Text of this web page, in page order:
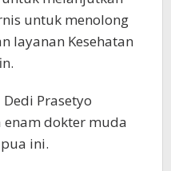
untuk menolong
layanan Kesehatan
Prasetyo
dokter muda
ini.